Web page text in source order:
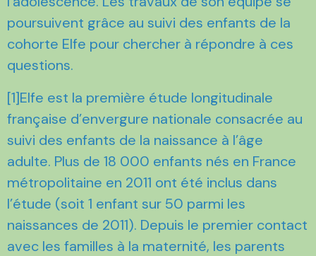
poursuivent grâce au suivi des enfants de la
cohorte Elfe pour chercher à répondre à ces
questions.
[1]Elfe est la première étude longitudinale
française d’envergure nationale consacrée au
suivi des enfants de la naissance à l’âge
adulte. Plus de 18 000 enfants nés en France
métropolitaine en 2011 ont été inclus dans
l’étude (soit 1 enfant sur 50 parmi les
naissances de 2011). Depuis le premier contact
avec les familles à la maternité, les parents